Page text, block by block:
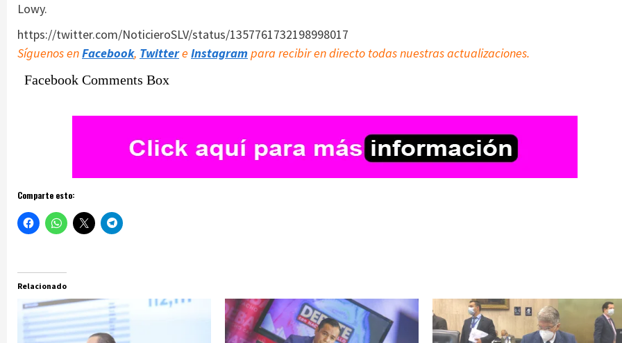
Lowy.
https://twitter.com/NoticieroSLV/status/1357761732198998017
Síguenos enFacebook, Twittere Instagram para recibir en directo todas nuestras actualizaciones.
Facebook Comments Box
Comparte esto:
Relacionado